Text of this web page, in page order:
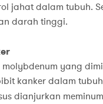
jahat dalam tubuh.
darah tinggi.
yang
kanker dalam
dianjurkan